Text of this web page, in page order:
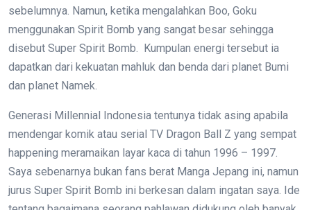
sebelumnya. Namun, ketika mengalahkan Boo, Goku
menggunakan Spirit Bomb yang sangat besar sehingga
disebut Super Spirit Bomb. Kumpulan energi tersebut ia
dapatkan dari kekuatan mahluk dan benda dari planet Bumi
dan planet Namek.
Generasi Millennial Indonesia tentunya tidak asing apabila
mendengar komik atau serial TV Dragon Ball Z yang sempat
happening meramaikan layar kaca di tahun 1996 – 1997.
Saya sebenarnya bukan fans berat Manga Jepang ini, namun
jurus Super Spirit Bomb ini berkesan dalam ingatan saya. Ide